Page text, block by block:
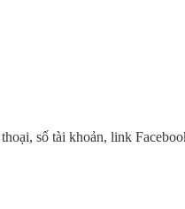
số tài khoản, link